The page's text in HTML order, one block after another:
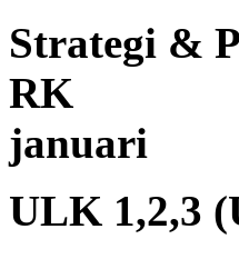
Strategi &
RK
januari
ULK 1,2,3